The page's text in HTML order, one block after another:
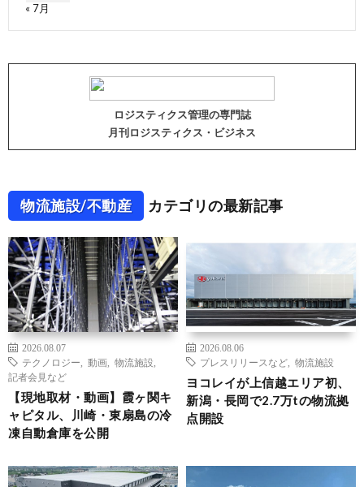
« 7月
ロジスティクス管理の専門誌
月刊ロジスティクス・ビジネス
物流施設/不動産 カテゴリの最新記事
2026.08.07
テクノロジー
動画 物流施設
記者会見など
【現地取材・動画】霞ヶ関キ
ャピタル、川崎・東扇島の冷
凍自動倉庫を公開
2026.08.06
プレスリリースなど
物流施設
ヨコレイが上信越エリア初、
新潟・長岡で2.7万tの物流拠
点開設